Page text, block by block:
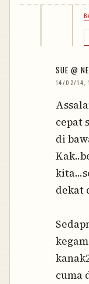
SUE @
14/02/14,
cepat
di
dekat
cuma